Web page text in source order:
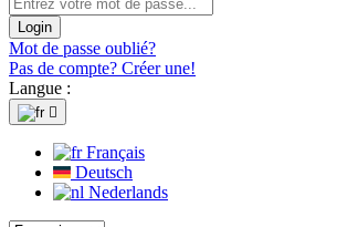
Login
Mot de passe oublié?
Pas de compte? Créer une!
Langue :

Français
Deutsch
Nederlands